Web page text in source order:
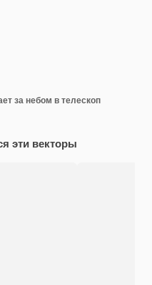
за небом в телескоп
эти векторы